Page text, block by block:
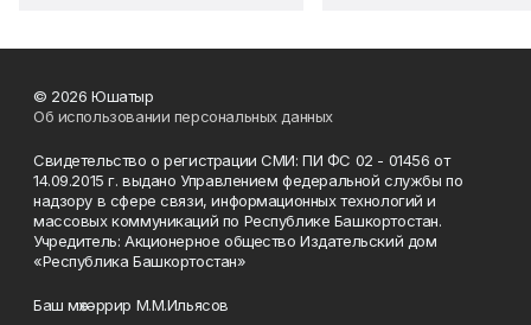
© 2026 Юшатыр
Об использовании персональных данных
Свидетельство о регистрации СМИ: ПИ ФС 02 - 01456 от
14.09.2015 г. выдано Управлением федеральной службы по
надзору в сфере связи, информационных технологий и
массовых коммуникаций по Республике Башкортостан.
Учредитель: Акционерное общество Издательский дом
«Республика Башкортостан»
Баш мөхәррир М.М.Ильясов